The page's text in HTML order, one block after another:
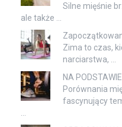
Silne mięśnie
ale także …
Zima to czas,
narciarstwa, …
NA
Porównania
fascynujący
…